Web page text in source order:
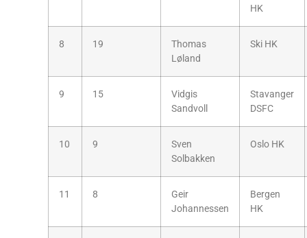
HK
8 19
Thomas
Løland
Ski HK
9 15
Vidgis
Sandvoll
Stavanger
DSFC
10 9
Sven
Solbakken
Oslo HK
11 8
Geir
Johannessen
Bergen
HK